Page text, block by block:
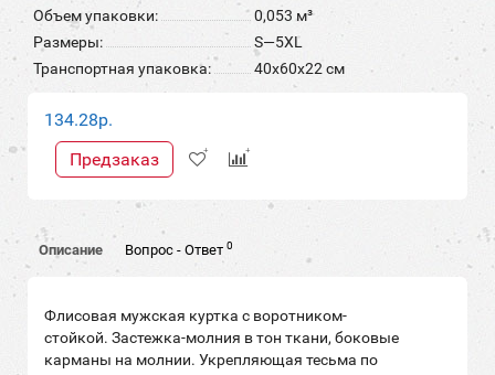
Объем упаковки:
0,053 м³
Размеры:
S—5XL
Транспортная упаковка:
40x60x22 см
134.28р.
Предзаказ
Описание Вопрос - Ответ 0
Флисовая мужская куртка с воротником-
стойкой. Застежка-молния в тон ткани, боковые
карманы на молнии. Укрепляющая тесьма по